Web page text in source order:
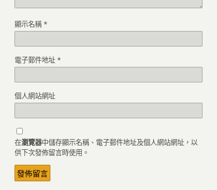
顯示名稱 *
電子郵件地址 *
個人網站網址
在瀏覽器中儲存顯示名稱、電子郵件地址及個人網站網址，以
供下次發佈留言時使用。